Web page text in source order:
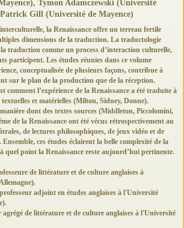
Tymon Adamczewski (Université
Gill (Université de Mayence)
la Renaissance offre un terreau fertile
dimensions de la traduction. La traductologie
traduction comme un process d’interaction culturelle,
participent. Les études réunies dans ce volume
conceptualisée de plusieurs façons, contribue à
sur le plan de la production que de la réception.
comment l’expérience de la Renaissance a été traduite à
textuelles et matérielles (Milton, Sidney, Donne).
dont des textes sources (Middleton, Piccolomini,
de la Renaissance ont été vécus rétrospectivement au
de lectures philosophiques, de jeux vidéo et de
ces études éclairent la belle complexité de la
quel point la Renaissance reste aujourd’hui pertinente.
de littérature et de culture anglaises à
adjoint en études anglaises à l'Université
de littérature et de culture anglaises à l'Université